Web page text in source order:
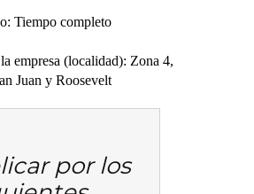
Tiempo completo
empresa (localidad): Zona 4,
Juan y Roosevelt
por los